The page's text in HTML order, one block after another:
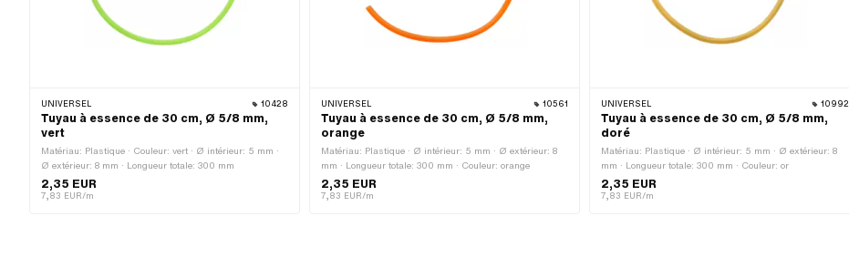
UNIVERSEL 10428
Tuyau à essence de 30 cm, Ø 5/8 mm,
vert
Matériau: Plastique · Couleur: vert · Ø intérieur: 5 mm ·
Ø extérieur: 8 mm · Longueur totale: 300 mm
2,35 EUR
7,83 EUR/m
UNIVERSEL 10561
Tuyau à essence de 30 cm, Ø 5/8 mm,
orange
Matériau: Plastique · Ø intérieur: 5 mm · Ø extérieur: 8
mm · Longueur totale: 300 mm · Couleur: orange
2,35 EUR
7,83 EUR/m
UNIVERSEL 10992
Tuyau à essence de 30 cm, Ø 5/8 mm,
doré
Matériau: Plastique · Ø intérieur: 5 mm · Ø extérieur: 8
mm · Longueur totale: 300 mm · Couleur: or
2,35 EUR
7,83 EUR/m